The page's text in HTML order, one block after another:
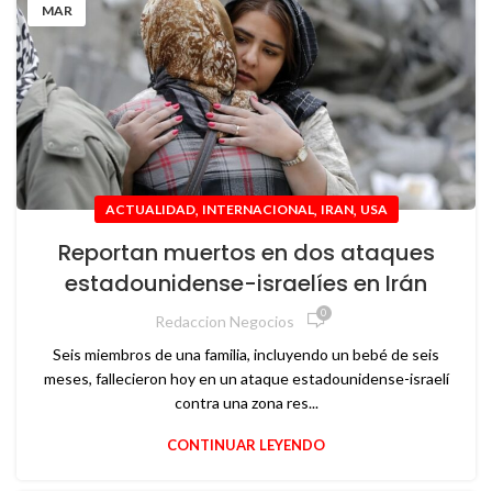
MAR
ACTUALIDAD, INTERNACIONAL, IRAN, USA
Reportan muertos en dos ataques
estadounidense-israelíes en Irán
Redaccion Negocios 0
Seis miembros de una familia, incluyendo un bebé de seis
meses, fallecieron hoy en un ataque estadounidense-israelí
contra una zona res...
CONTINUAR LEYENDO